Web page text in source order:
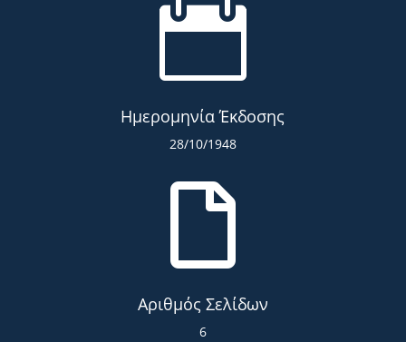

Ημερομηνία Έκδοσης
28/10/1948

Αριθμός Σελίδων
6